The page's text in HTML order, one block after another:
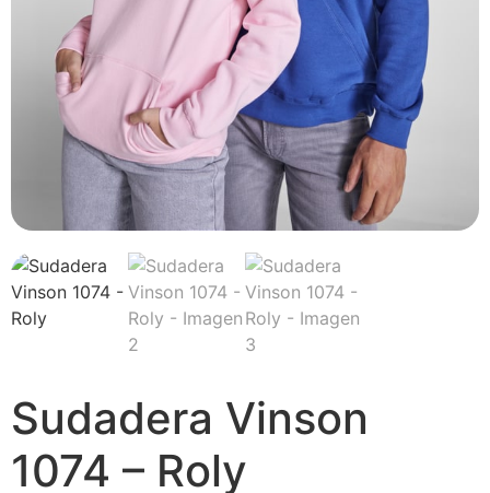
Sudadera Vinson
1074 – Roly